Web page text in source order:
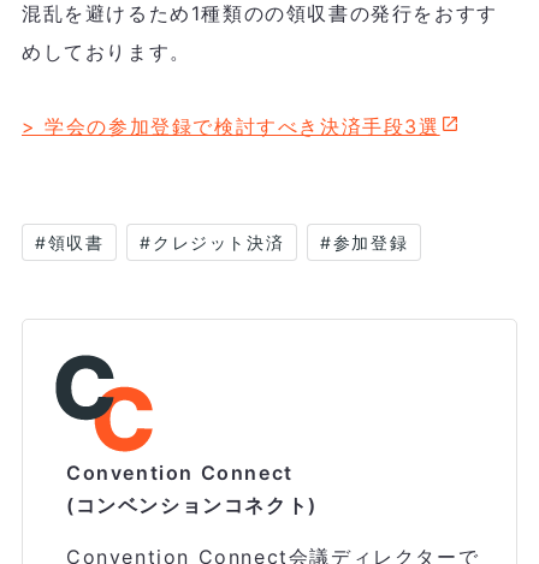
混乱を避けるため1種類のの領収書の発行をおすす
めしております。
> 学会の参加登録で検討すべき決済手段3選
#領収書 #クレジット決済 #参加登録
Convention Connect
(コンベンションコネクト)
Convention Connect会議ディレクターで